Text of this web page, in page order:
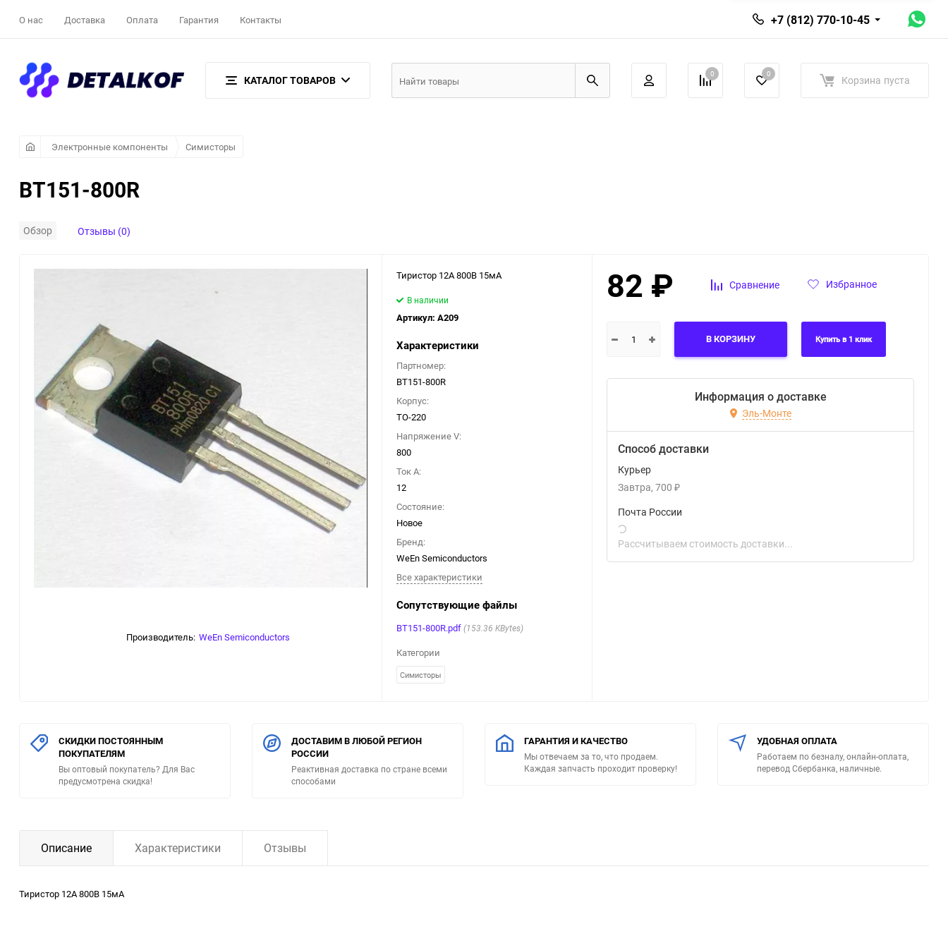
О нас Доставка Оплата Гарантия Контакты +7 (812) 770-10-45
КАТАЛОГ ТОВАРОВ 0 0 Корзина пуста
Электронные компоненты Симисторы
BT151-800R
Обзор Отзывы (0)
Производитель: WeEn Semiconductors
Тиристор 12А 800В 15мА
В наличии
Артикул: A209
Характеристики
Партномер:
BT151-800R
Корпус:
TO-220
Напряжение V:
800
Ток А:
12
Состояние:
Новое
Бренд:
WeEn Semiconductors
Все характеристики
Сопутствующие файлы
BT151-800R.pdf 153.36 KBytes
Категории
Симисторы
82 ₽ Сравнение Избранное
В КОРЗИНУ Купить в 1 клик
Информация о доставке
Эль-Монте
Способ доставки
Курьер
Завтра 700 ₽
Почта России
Рассчитываем стоимость доставки...
СКИДКИ ПОСТОЯННЫМ
ПОКУПАТЕЛЯМ
Вы оптовый покупатель? Для Вас
предусмотрена скидка!
ДОСТАВИМ В ЛЮБОЙ РЕГИОН
РОССИИ
Реактивная доставка по стране всеми
способами
ГАРАНТИЯ И КАЧЕСТВО
Мы отвечаем за то, что продаем.
Каждая запчасть проходит проверку!
УДОБНАЯ ОПЛАТА
Работаем по безналу, онлайн-оплата,
перевод Сбербанка, наличные.
Описание Характеристики Отзывы
Тиристор 12А 800В 15мА